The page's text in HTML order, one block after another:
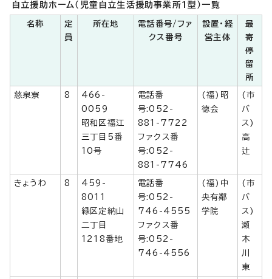
自立援助ホーム（児童自立生活援助事業所1型）一覧
名称
定
員
所在地
電話番号/ファ
クス番号
設置・経
営主体
最
寄
停
留
所
慈泉寮 8
466-
0059
昭和区福江
三丁目5番
10号
電話番
号:052-
881-7722
ファクス番
号:052-
881-7746
(福)昭
徳会
(市
バ
ス)
高
辻
きょうわ 8
459-
8011
緑区定納山
二丁目
1218番地
電話番
号:052-
746-4555
ファクス番
号:052-
746-4556
(福)中
央有鄰
学院
(市
バ
ス)
瀬
木
川
東